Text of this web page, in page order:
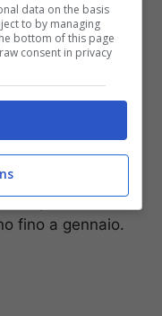
– Ansa)
sulla base di
una cifra di
di El Bilal
che ha
a disposizione il
fino a gennaio.
data on the basis
to by managing
bottom of this page
consent in privacy